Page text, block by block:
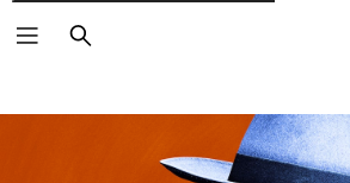
Cerca